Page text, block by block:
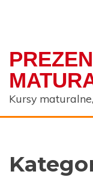
Kursy